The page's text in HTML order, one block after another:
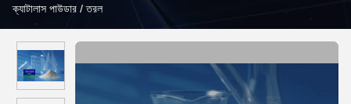
ক্যাটালাস পাউডার / তরল